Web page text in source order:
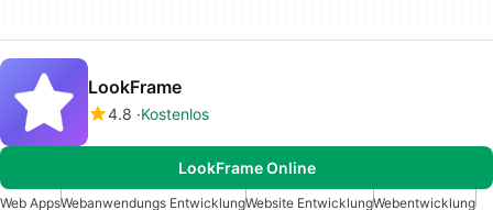
LookFrame
4.8 Kostenlos
LookFrame Online
Web AppsWebanwendungs EntwicklungWebsite EntwicklungWebentwicklung